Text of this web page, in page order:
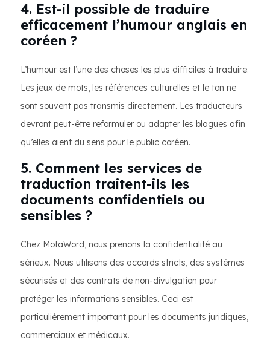
4. Est-il possible de traduire
efficacement l’humour anglais en
coréen ?
L’humour est l’une des choses les plus difficiles à traduire.
Les jeux de mots, les références culturelles et le ton ne
sont souvent pas transmis directement. Les traducteurs
devront peut-être reformuler ou adapter les blagues afin
qu’elles aient du sens pour le public coréen.
5. Comment les services de
traduction traitent-ils les
documents confidentiels ou
sensibles ?
Chez MotaWord, nous prenons la confidentialité au
sérieux. Nous utilisons des accords stricts, des systèmes
sécurisés et des contrats de non-divulgation pour
protéger les informations sensibles. Ceci est
particulièrement important pour les documents juridiques,
commerciaux et médicaux.